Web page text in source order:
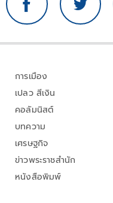
การเมือง
เปลว สีเงิน
คอลัมนิสต์
บทความ
เศรษฐกิจ
ข่าวพระราชสำนัก
หนังสือพิมพ์